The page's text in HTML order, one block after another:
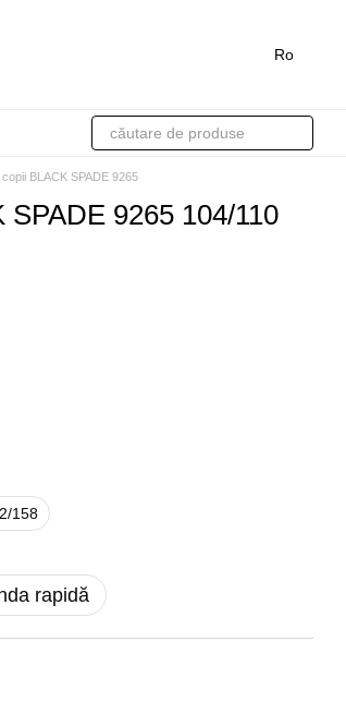
Ro
BLACK SPADE 9265
9265 104/110
158
rapidă